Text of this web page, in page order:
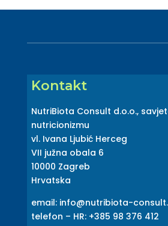
Kontakt
NutriBiota Consult d.o.o.,
nutricionizmu
vl. Ivana Ljubić Herceg
VII južna obala 6
10000 Zagreb
Hrvatska
email: info@nutribiota-
telefon – HR: +385 98 376 412